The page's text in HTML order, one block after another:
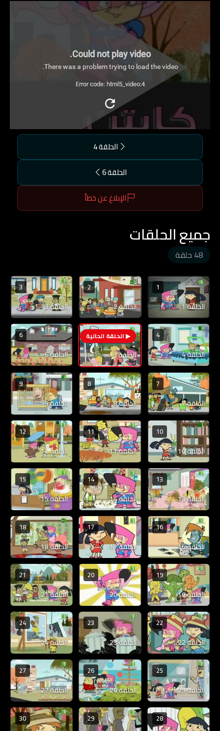
Could not play video.
There was a problem trying to load the video.
Error code: html5_video:4
الحلقة 4
الحلقة 6
الإبلاغ عن خطأ
جميع الحلقات
48 حلقة
1
الحلقة 1
2
الحلقة 2
3
الحلقة 3
4
الحلقة 4
5
الحلقة 5
6
الحلقة 6
7
الحلقة 7
8
الحلقة 8
9
الحلقة 9
10
الحلقة 10
11
الحلقة 11
12
الحلقة 12
13
الحلقة 13
14
الحلقة 14
15
الحلقة 15
16
الحلقة 16
17
الحلقة 17
18
الحلقة 18
19
الحلقة 19
20
الحلقة 20
21
الحلقة 21
22
الحلقة 22
23
الحلقة 23
24
الحلقة 24
25
الحلقة 25
26
الحلقة 26
27
الحلقة 27
28
29
30